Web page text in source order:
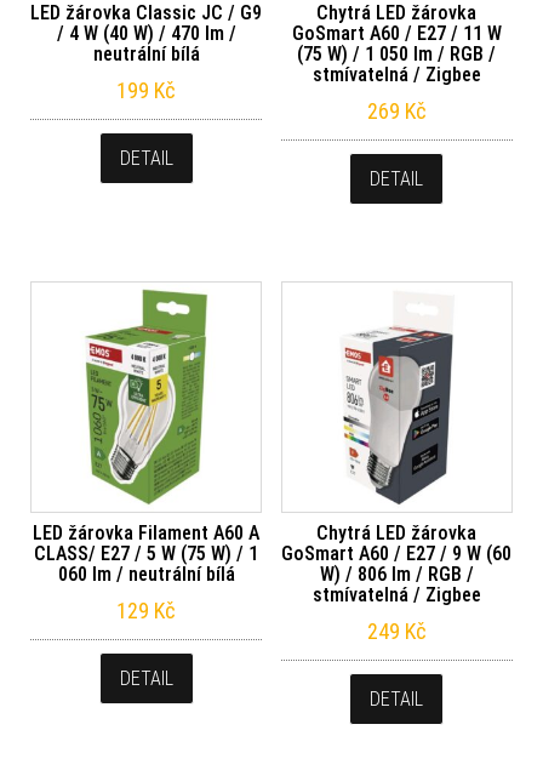
LED žárovka Classic JC / G9
/ 4 W (40 W) / 470 lm /
neutrální bílá
199 Kč
DETAIL
Chytrá LED žárovka
GoSmart A60 / E27 / 11 W
(75 W) / 1 050 lm / RGB /
stmívatelná / Zigbee
269 Kč
DETAIL
LED žárovka Filament A60 A
CLASS/ E27 / 5 W (75 W) / 1
060 lm / neutrální bílá
129 Kč
DETAIL
Chytrá LED žárovka
GoSmart A60 / E27 / 9 W (60
W) / 806 lm / RGB /
stmívatelná / Zigbee
249 Kč
DETAIL